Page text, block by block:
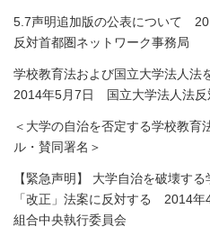
5.7声明追加版の公表について
反対首都圏ネットワーク事務局
学校教育法および国立大学法人
2014年5月7日 国立大学法人法反
＜大学の自治を否定する学校教育
ル・賛同署名＞
【緊急声明】 大学自治を破壊す
「改正」法案に反対する 2014
組合中央執行委員会